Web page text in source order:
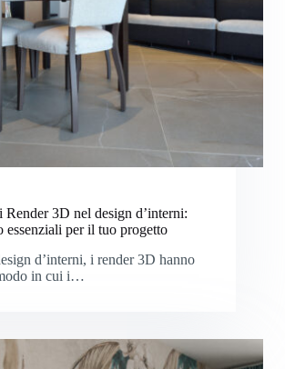
Render 3D nel design d’interni:
essenziali per il tuo progetto
d’interni, i render 3D hanno
in cui i…